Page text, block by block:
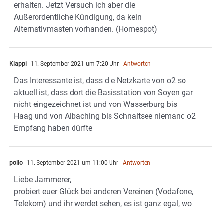
erhalten. Jetzt Versuch ich aber die
Außerordentliche Kündigung, da kein
Alternativmasten vorhanden. (Homespot)
Klappi 11. September 2021 um 7:20 Uhr - Antworten
Das Interessante ist, dass die Netzkarte von o2 so
aktuell ist, dass dort die Basisstation von Soyen gar
nicht eingezeichnet ist und von Wasserburg bis
Haag und von Albaching bis Schnaitsee niemand o2
Empfang haben dürfte
pollo 11. September 2021 um 11:00 Uhr - Antworten
Liebe Jammerer,
probiert euer Glück bei anderen Vereinen (Vodafone,
Telekom) und ihr werdet sehen, es ist ganz egal, wo